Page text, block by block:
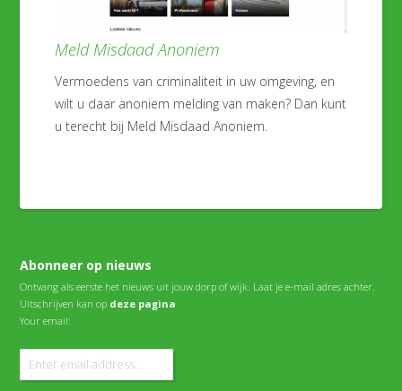
Meld Misdaad Anoniem
Vermoedens van criminaliteit in uw omgeving, en
wilt u daar anoniem melding van maken? Dan kunt
u terecht bij Meld Misdaad Anoniem.
Abonneer op nieuws
Ontvang als eerste het nieuws uit jouw dorp of wijk. Laat je e-mail adres achter.
Uitschrijven kan op deze pagina
Your email: